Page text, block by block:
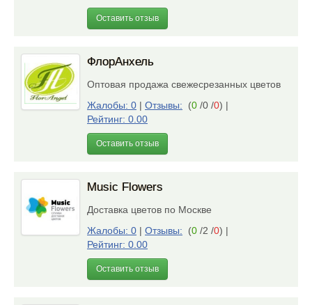
Оставить отзыв
ФлорАнхель
Оптовая продажа свежесрезанных цветов
Жалобы: 0 | Отзывы: (0 /0 /0) |
Рейтинг: 0.00
Оставить отзыв
Music Flowers
Доставка цветов по Москве
Жалобы: 0 | Отзывы: (0 /2 /0) |
Рейтинг: 0.00
Оставить отзыв